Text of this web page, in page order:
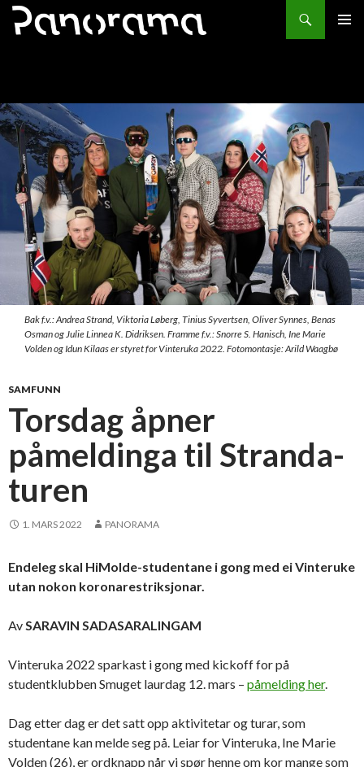
Søk
HOPP
Bak f.v.: Andrea Strand, Viktoria Løberg, Tinius Syvertsen, Oliver Synnes, Benas
Osman og Julie Linnea K. Didriksen. Framme f.v.: Snorre S. Hanisch, Ine Marie
Volden og Idun Kilaas er styret for Vinteruka 2022. Fotomontasje: Arild Waagbø
SAMFUNN
Torsdag åpner
påmeldinga til Stranda-
turen
1. MARS 2022 PANORAMA
Endeleg skal HiMolde-studentane i gong med ei Vinteruke
utan nokon koronarestriksjonar.
AvSARAVIN SADASARALINGAM
Vinteruka 2022 sparkast i gong med kickoff for på
studentklubben Smuget laurdag 12. mars – påmelding her.
Dag etter dag er det satt opp aktivitetar og turar, som
studentane kan melde seg på. Leiar for Vinteruka, Ine Marie
Volden (26), er ordknapp når vi spør henne om kor mange som